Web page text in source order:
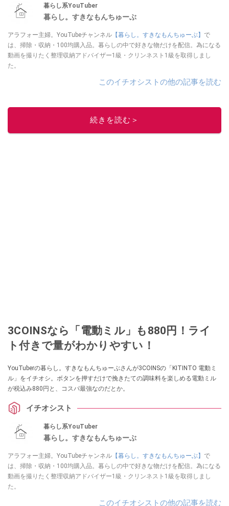
暮らし系YouTuber
暮らし。すきなもんちゅーぶ
アラフォー主婦。YouTubeチャンネル 【暮らし。すきなもんちゅーぶ】 で
は、掃除・収納・100均購入品。暮らしの中で好きな物だけを配信。為になる
動画を撮りたく整理収納アドバイザー1級・クリンネスト1級を取得しまし
た。
このイチオシストの他の記事を読む
続きを読む＞
3COINSなら「電動ミル」も880円！ライ
ト付きで量がわかりやすい！
YouTuberの暮らし。すきなもんちゅーぶさんが3COINSの「KITINTO 電動ミ
ル」をイチオシ。ボタンを押すだけで挽きたての調味料を楽しめる電動ミル
が税込み880円と、コスパ最強なのだとか。
イチオシスト
暮らし系YouTuber
暮らし。すきなもんちゅーぶ
アラフォー主婦。YouTubeチャンネル 【暮らし。すきなもんちゅーぶ】 で
は、掃除・収納・100均購入品。暮らしの中で好きな物だけを配信。為になる
動画を撮りたく整理収納アドバイザー1級・クリンネスト1級を取得しまし
た。
このイチオシストの他の記事を読む